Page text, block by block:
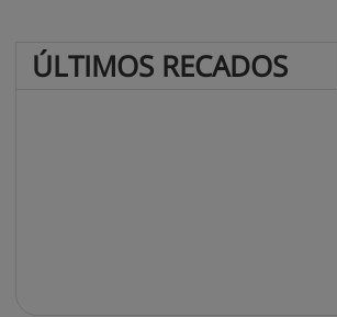
ÚLTIMOS RECADOS